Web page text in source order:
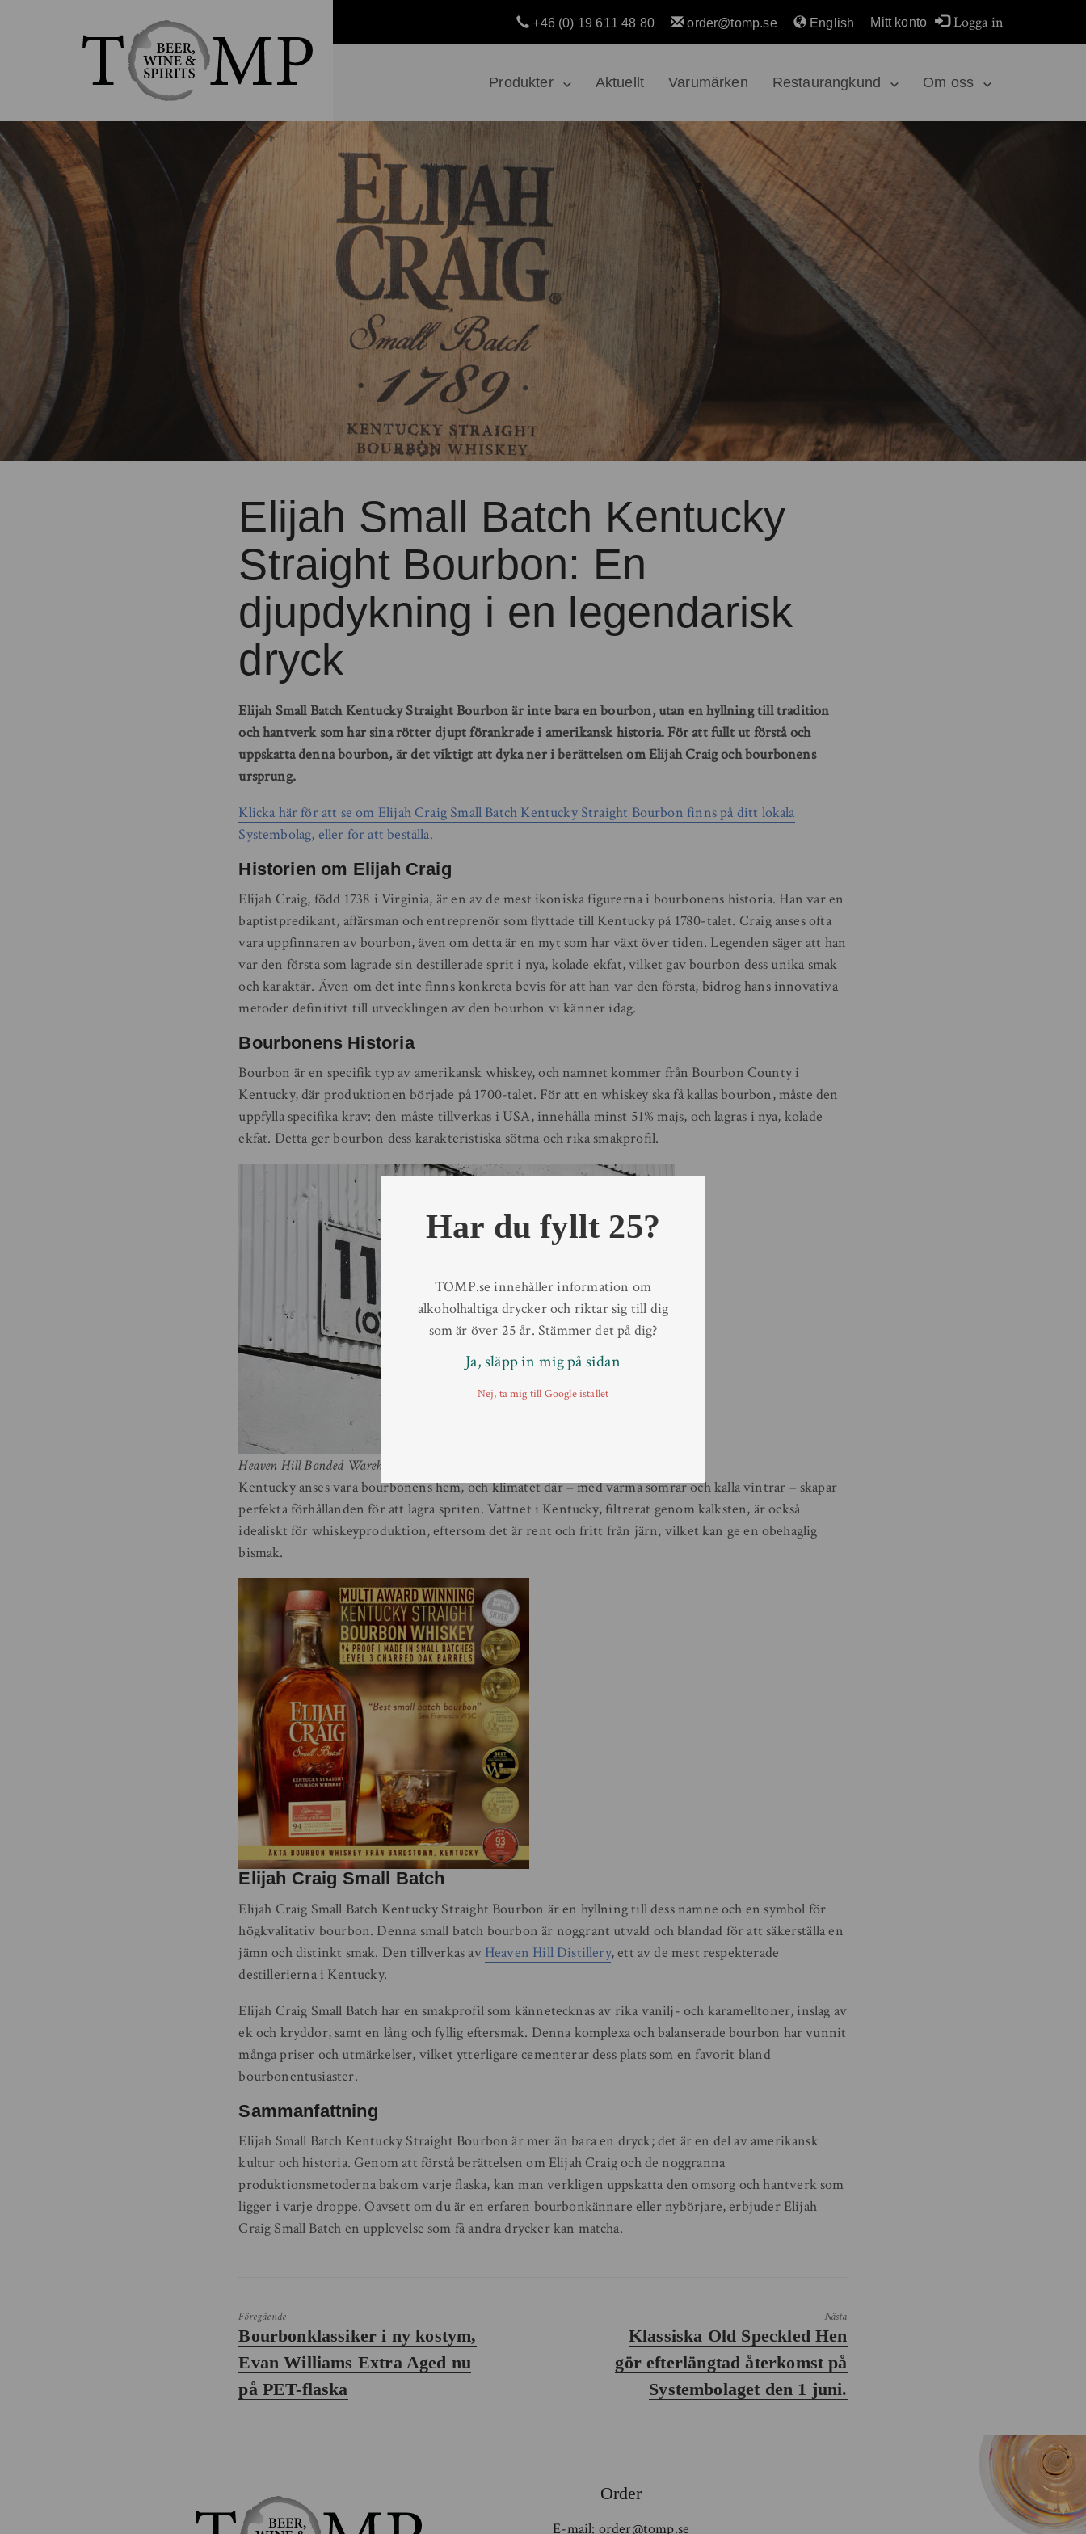
Produkter Aktuellt Varumärken Restaurangkund Om oss
+46 (0) 19 611 48 80 order@tomp.se English Mitt konto Logga in
Elijah Small Batch Kentucky
Straight Bourbon: En
djupdykning i en legendarisk
dryck
Elijah Small Batch Kentucky Straight Bourbon är inte bara en bourbon, utan en hyllning till tradition
och hantverk som har sina rötter djupt förankrade i amerikansk historia. För att fullt ut förstå och
uppskatta denna bourbon, är det viktigt att dyka ner i berättelsen om Elijah Craig och bourbonens
ursprung.
Klicka här för att se om Elijah Craig Small Batch Kentucky Straight Bourbon finns på ditt lokala
Systembolag, eller för att beställa.
Historien om Elijah Craig
Elijah Craig, född 1738 i Virginia, är en av de mest ikoniska figurerna i bourbonens historia. Han var en
baptistpredikant, affärsman och entreprenör som flyttade till Kentucky på 1780-talet. Craig anses ofta
vara uppfinnaren av bourbon, även om detta är en myt som har växt över tiden. Legenden säger att han
var den första som lagrade sin destillerade sprit i nya, kolade ekfat, vilket gav bourbon dess unika smak
och karaktär. Även om det inte finns konkreta bevis för att han var den första, bidrog hans innovativa
metoder definitivt till utvecklingen av den bourbon vi känner idag.
Bourbonens Historia
Bourbon är en specifik typ av amerikansk whiskey, och namnet kommer från Bourbon County i
Kentucky, där produktionen började på 1700-talet. För att en whiskey ska få kallas bourbon, måste den
uppfylla specifika krav: den måste tillverkas i USA, innehålla minst 51% majs, och lagras i nya, kolade
ekfat. Detta ger bourbon dess karakteristiska sötma och rika smakprofil.
Heaven Hill Bonded Warehouse i Bardstown, Kentucky
Kentucky anses vara bourbonens hem, och klimatet där – med varma somrar och kalla vintrar – skapar
perfekta förhållanden för att lagra spriten. Vattnet i Kentucky, filtrerat genom kalksten, är också
idealiskt för whiskeyproduktion, eftersom det är rent och fritt från järn, vilket kan ge en obehaglig
bismak.
Elijah Craig Small Batch
Elijah Craig Small Batch Kentucky Straight Bourbon är en hyllning till dess namne och en symbol för
högkvalitativ bourbon. Denna small batch bourbon är noggrant utvald och blandad för att säkerställa en
jämn och distinkt smak. Den tillverkas av Heaven Hill Distillery, ett av de mest respekterade
destillerierna i Kentucky.
Elijah Craig Small Batch har en smakprofil som kännetecknas av rika vanilj- och karamelltoner, inslag av
ek och kryddor, samt en lång och fyllig eftersmak. Denna komplexa och balanserade bourbon har vunnit
många priser och utmärkelser, vilket ytterligare cementerar dess plats som en favorit bland
bourbonentusiaster.
Sammanfattning
Elijah Small Batch Kentucky Straight Bourbon är mer än bara en dryck; det är en del av amerikansk
kultur och historia. Genom att förstå berättelsen om Elijah Craig och de noggranna
produktionsmetoderna bakom varje flaska, kan man verkligen uppskatta den omsorg och hantverk som
ligger i varje droppe. Oavsett om du är en erfaren bourbonkännare eller nybörjare, erbjuder Elijah
Craig Small Batch en upplevelse som få andra drycker kan matcha.
Föregående
Föregående
inlägg:
Bourbonklassiker i ny kostym,
Evan Williams Extra Aged nu
på PET-flaska
Nästa
Nästa
inlägg:
Klassiska Old Speckled Hen
gör efterlängtad återkomst på
Systembolaget den 1 juni.
Order
E-mail: order@tomp.se
Har du fyllt 25?
TOMP.se innehåller information om
alkoholhaltiga drycker och riktar sig till dig
som är över 25 år. Stämmer det på dig?
Ja, släpp in mig på sidan
Nej, ta mig till Google istället